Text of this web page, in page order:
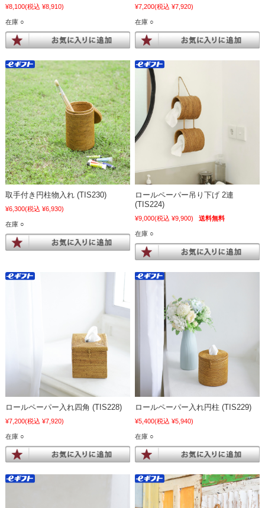
¥8,100(税込 ¥8,910)
在庫 ○
¥7,200(税込 ¥7,920)
在庫 ○
取手付き円柱物入れ (TIS230)
¥6,300(税込 ¥6,930)
在庫 ○
ロールペーパー吊り下げ 2連
(TIS224)
¥9,000(税込 ¥9,900) 送料無料
在庫 ○
ロールペーパー入れ四角 (TIS228)
¥7,200(税込 ¥7,920)
在庫 ○
ロールペーパー入れ円柱 (TIS229)
¥5,400(税込 ¥5,940)
在庫 ○